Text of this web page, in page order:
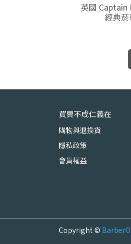
英國 Captain
經典
買賣不成仁義在
購物與退換貨
隱私政策
會員權益
Copyright ©